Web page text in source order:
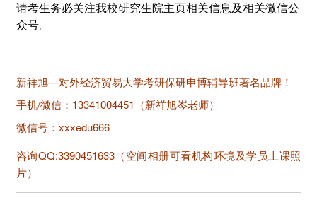
请考生务必关注我校研究生院主页相关信息及相关微信公
众号。
新祥旭—对外经济贸易大学考研保研申博辅导班著名品牌！
手机/微信：13341004451（新祥旭岑老师）
微信号：xxxedu666
咨询QQ:3390451633（空间相册可看机构环境及学员上课照
片）